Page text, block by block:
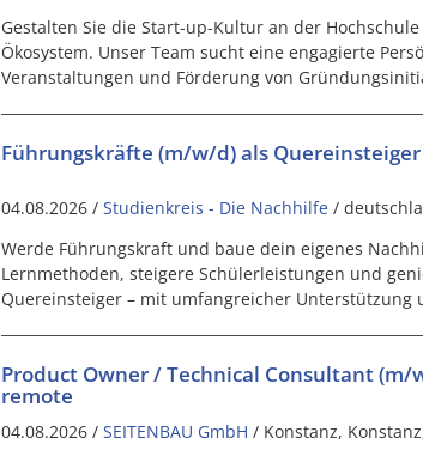
Gestalten Sie die Start-up-Kultur an der
Ökosystem. Unser Team sucht eine engagierte
Veranstaltungen und Förderung von
Führungskräfte (m/w/d) als
04.08.2026 / Studienkreis - Die Nachhilfe /
Werde Führungskraft und baue dein eigenes
Lernmethoden, steigere Schülerleistungen und
Quereinsteiger – mit umfangreicher Unterstützung
Product Owner / Technical Consultant (m/
remote
04.08.2026 / SEITENBAU GmbH / Konstanz,